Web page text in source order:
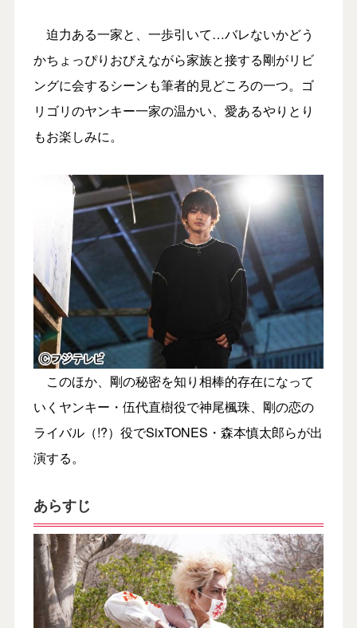
迫力ある一家と、一歩引いて…バレないかどう
かちょっぴりおびえながら家族と接する剛がリビ
ングに会するシーンも筆者的見どころの一つ。ゴ
リゴリのヤンキー一家の温かい、愛あるやりとり
もお楽しみに。
このほか、剛の秘密を知り相棒的存在になって
いくヤンキー・伍代直樹役で神尾楓珠、剛の恋の
ライバル（!?）役でSixTONES・森本慎太郎らが出
演する。
あらすじ